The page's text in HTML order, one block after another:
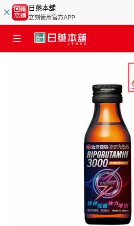
日藥本舖
立刻使用官方APP